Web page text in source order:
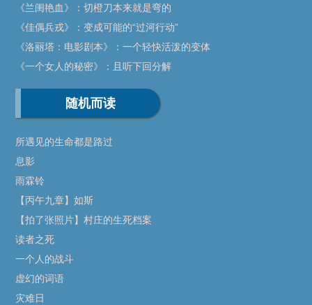
《兰闺艳血》：切橙刀本来就是弯的
《佳偶兵戎》：变成可能的“过河行动”
《洛丽塔：电影剧本》：一个轻快活泼的变体
《一个女人的秘密》：且听下回分解
随机而读
所遇见的生命都是路过
息影
雨霖铃
【丙午九章】如斯
【拍了张照片】村庄的生死档案
读者之死
一个人的战斗
虚幻的词语
灾难日